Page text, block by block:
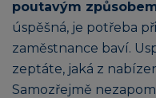
poutavým
úspěšná, je potřeba
zaměstnance baví.
zeptáte, jaká z
Samozřejmě